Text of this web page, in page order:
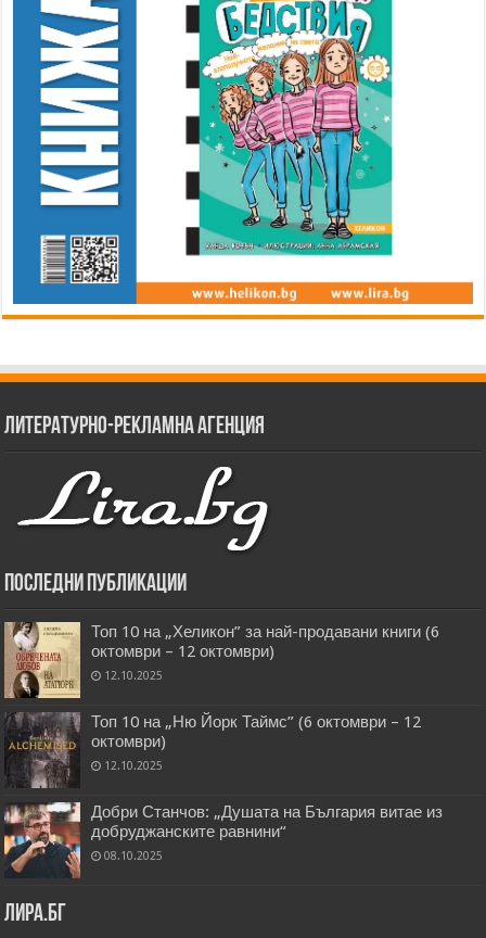
Литературно-рекламна агенция
Последни публикации
Топ 10 на „Хеликон” за най-продавани книги (6
октомври – 12 октомври)
12.10.2025
Топ 10 на „Ню Йорк Таймс” (6 октомври – 12
октомври)
12.10.2025
Добри Станчов: „Душата на България витае из
добруджанските равнини“
08.10.2025
Лира.бг